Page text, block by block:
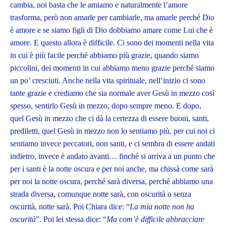
cambia, noi basta che le amiamo e naturalmente l’amore
trasforma, però non amarle per cambiarle, ma amarle perché Dio
è amore e se siamo figli di Dio dobbiamo amare come Lui che è
amore. E questo allora è difficile. Ci sono dei momenti nella vita
in cui è più facile perché abbiamo più grazie, quando siamo
piccolini, dei momenti in cui abbiamo meno grazie perché siamo
un po’ cresciuti. Anche nella vita spirituale, nell’inizio ci sono
tante grazie e crediamo che sia normale aver Gesù in mezzo così
spesso, sentirlo Gesù in mezzo, dopo sempre meno. E dopo,
quel Gesù in mezzo che ci dà la certezza di essere buoni, santi,
prediletti, quel Gesù in mezzo non lo sentiamo più, per cui noi ci
sentiamo invece peccatori, non santi, e ci sembra di essere andati
indietro, invece è andato avanti… finché si arriva a un punto che
per i santi è la notte oscura e per noi anche, ma chissà come sarà
per noi la notte oscura, perché sarà diversa, perché abbiamo una
strada diversa, comunque notte sarà, con oscurità o senza
oscurità, notte sarà. Poi Chiara dice: “La mia notte non ha
oscurità”. Poi lei stessa dice: “Ma com’è difficile abbracciare